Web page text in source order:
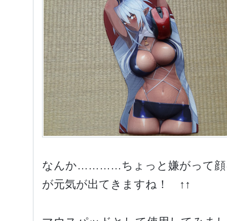
なんか…………ちょっと嫌がって顔
が元気が出てきますね！ ↑↑